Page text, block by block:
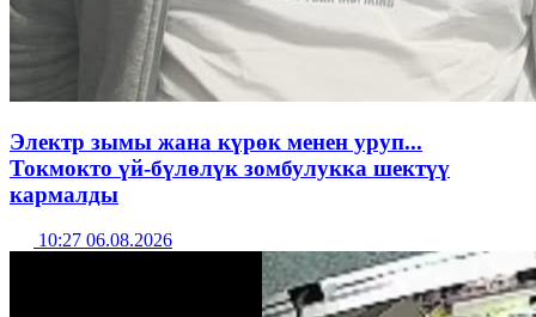
Электр зымы жана күрөк менен уруп...
Токмокто үй-бүлөлүк зомбулукка шектүү
кармалды
10:27 06.08.2026